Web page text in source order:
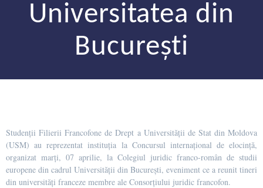
Universitatea din
București
Studenții Filierii Francofone de Drept a Universității de Stat din Moldova
(USM) au reprezentat instituția la Concursul internațional de elocință,
organizat marți, 07 aprilie, la Colegiul juridic franco-român de studii
europene din cadrul Universității din București, eveniment ce a reunit tineri
din universități franceze membre ale Consorțiului juridic francofon.